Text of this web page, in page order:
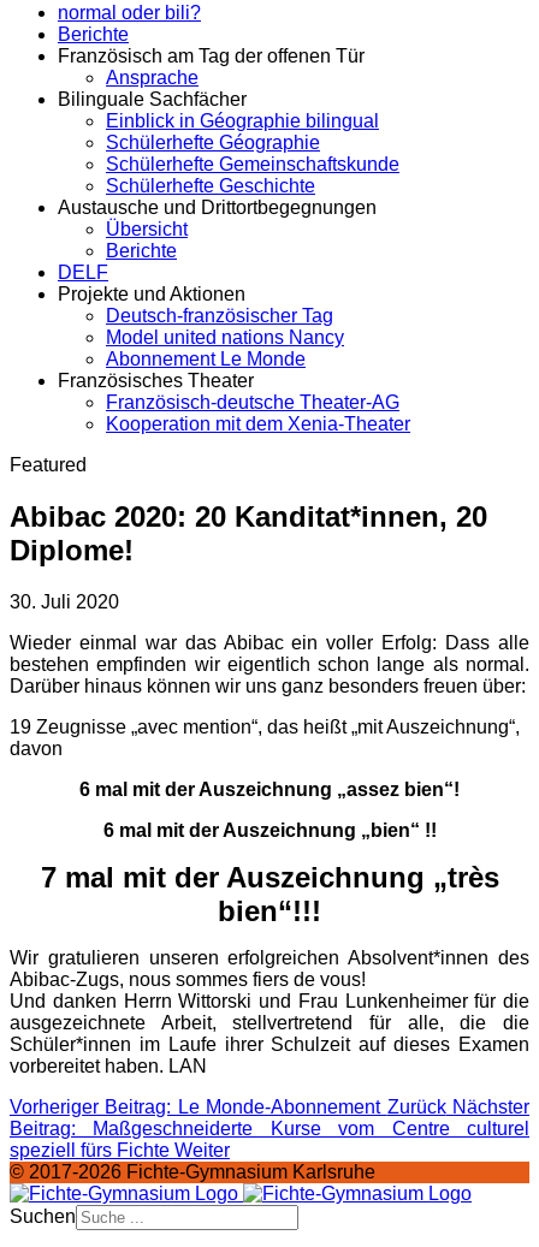
normal oder bili?
Berichte
Französisch am Tag der offenen Tür
Ansprache
Bilinguale Sachfächer
Einblick in Géographie bilingual
Schülerhefte Géographie
Schülerhefte Gemeinschaftskunde
Schülerhefte Geschichte
Austausche und Drittortbegegnungen
Übersicht
Berichte
DELF
Projekte und Aktionen
Deutsch-französischer Tag
Model united nations Nancy
Abonnement Le Monde
Französisches Theater
Französisch-deutsche Theater-AG
Kooperation mit dem Xenia-Theater
Featured
Abibac 2020: 20 Kanditat*innen, 20
Diplome!
30. Juli 2020
Wieder einmal war das Abibac ein voller Erfolg: Dass alle
bestehen empfinden wir eigentlich schon lange als normal.
Darüber hinaus können wir uns ganz besonders freuen über:
19 Zeugnisse „avec mention“, das heißt „mit Auszeichnung“,
davon
6 mal mit der Auszeichnung „assez bien“!
6 mal mit der Auszeichnung „bien“ !!
7 mal mit der Auszeichnung „très
bien“!!!
Wir gratulieren unseren erfolgreichen Absolvent*innen des
Abibac-Zugs, nous sommes fiers de vous!
Und danken Herrn Wittorski und Frau Lunkenheimer für die
ausgezeichnete Arbeit, stellvertretend für alle, die die
Schüler*innen im Laufe ihrer Schulzeit auf dieses Examen
vorbereitet haben. LAN
Vorheriger Beitrag: Le Monde-Abonnement Zurück Nächster
Beitrag: Maßgeschneiderte Kurse vom Centre culturel
speziell fürs Fichte Weiter
© 2017-2026 Fichte-Gymnasium Karlsruhe
Suchen